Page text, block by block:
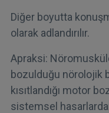
Diğer boyutta
olarak adlandırılır.
Apraksi:
bozulduğu nörolojik
kısıtlandığı motor
sistemsel